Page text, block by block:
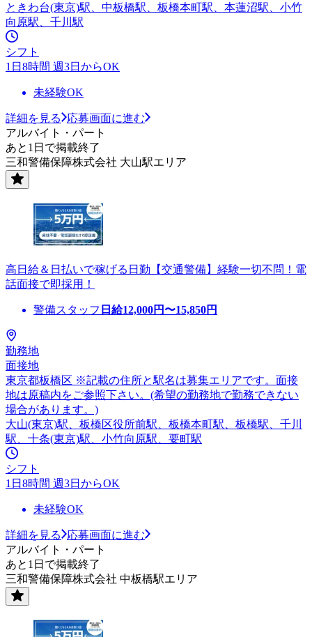
ときわ台(東京)駅、中板橋駅、板橋本町駅、本蓮沼駅、小竹
向原駅、千川駅
シフト
1日8時間 週3日からOK
未経験OK
詳細を見る
応募画面に進む
アルバイト・パート
あと1日で掲載終了
三和警備保障株式会社 大山駅エリア
高日給＆日払いで稼げる日勤【交通警備】経験一切不問！電
話面接で即採用！
警備スタッフ 日給12,000円〜15,850円
勤務地
面接地
東京都板橋区 ※記載の住所と駅名は募集エリアです。面接
地は原稿内をご参照下さい。(希望の勤務地で勤務できない
場合があります。)
大山(東京)駅、板橋区役所前駅、板橋本町駅、板橋駅、千川
駅、十条(東京)駅、小竹向原駅、要町駅
シフト
1日8時間 週3日からOK
未経験OK
詳細を見る
応募画面に進む
アルバイト・パート
あと1日で掲載終了
三和警備保障株式会社 中板橋駅エリア